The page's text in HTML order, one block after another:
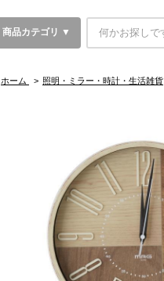
商品カテゴリ ▼
ホーム > 照明・ミラー・時計・生活雑貨